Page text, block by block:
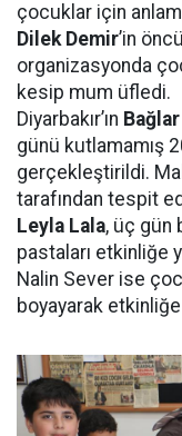
çocuklar için
Dilek Demir’in
organizasyonda
kesip mum üfledi.
Diyarbakır’ın Bağlar
günü kutlamamış
gerçekleştirildi.
tarafından tespit
Leyla Lala, üç gün
pastaları etkinliğe
Nalin Sever ise
boyayarak